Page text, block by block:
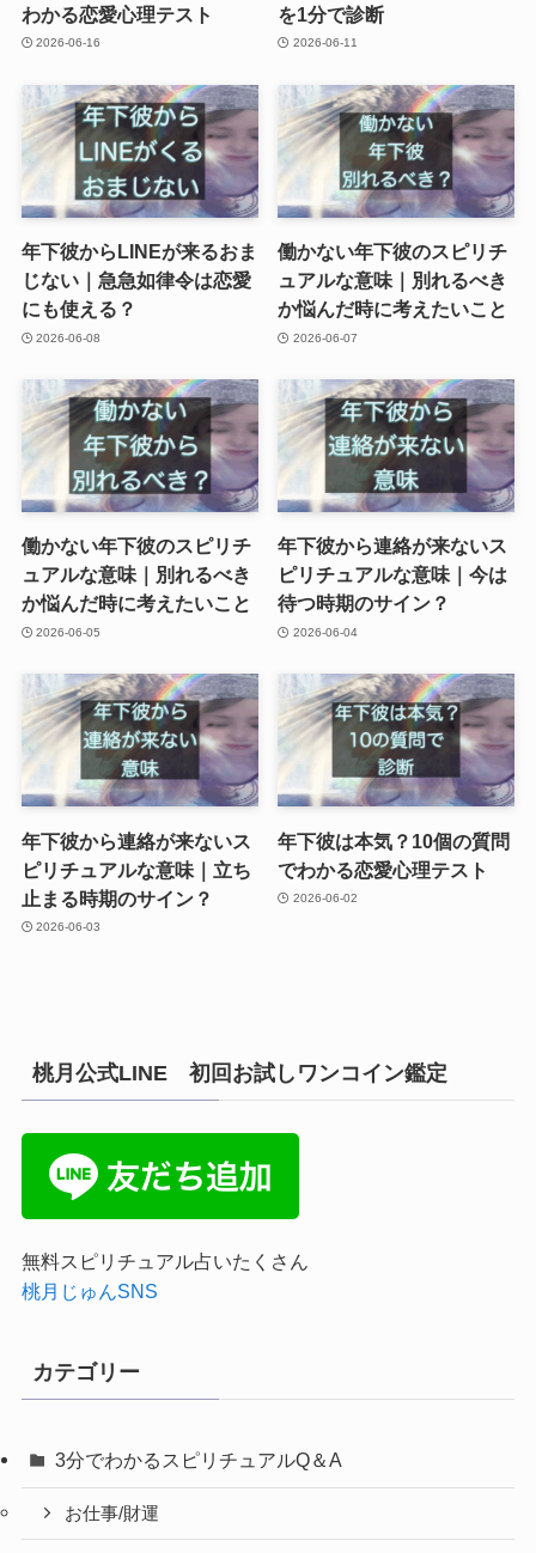
わかる恋愛心理テスト
2026-06-16
を1分で診断
2026-06-11
年下彼からLINEが来るおま
じない｜急急如律令は恋愛
にも使える？
2026-06-08
働かない年下彼のスピリチ
ュアルな意味｜別れるべき
か悩んだ時に考えたいこと
2026-06-07
働かない年下彼のスピリチ
ュアルな意味｜別れるべき
か悩んだ時に考えたいこと
2026-06-05
年下彼から連絡が来ないス
ピリチュアルな意味｜今は
待つ時期のサイン？
2026-06-04
年下彼から連絡が来ないス
ピリチュアルな意味｜立ち
止まる時期のサイン？
2026-06-03
年下彼は本気？10個の質問
でわかる恋愛心理テスト
2026-06-02
桃月公式LINE 初回お試しワンコイン鑑定
無料スピリチュアル占いたくさん
桃月じゅんSNS
カテゴリー
3分でわかるスピリチュアルQ＆A
お仕事/財運